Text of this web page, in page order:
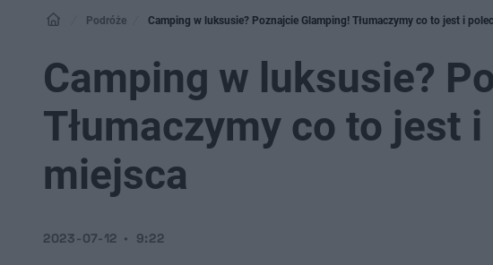
Podróże Camping w luksusie? Poznajcie Glamping! Tłumaczymy co to jest i
Camping w luksusie?
Tłumaczymy co to jest
miejsca
2023-07-12 9:22